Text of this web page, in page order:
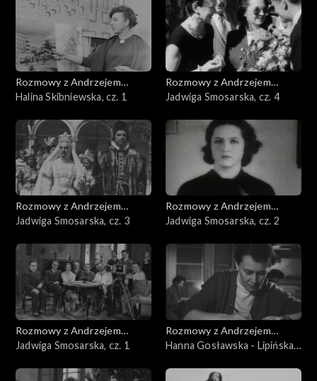
Rozmowy z Andrzejem
Doboszem
Halina Skibniewska, cz. 1
Rozmowy z Andrzejem
Doboszem
Jadwiga Smosarska, cz. 4
Rozmowy z Andrzejem
Doboszem
Jadwiga Smosarska, cz. 3
Rozmowy z Andrzejem
Doboszem
Jadwiga Smosarska, cz. 2
Rozmowy z Andrzejem
Doboszem
Jadwiga Smosarska, cz. 1
Rozmowy z Andrzejem
Doboszem
Hanna Gosławska - Lipińska,